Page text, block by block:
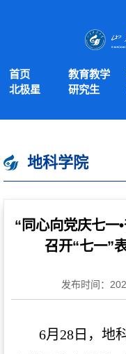
首页 教育教学
北极星
研究生
地科学院
“同心向党庆七一
召开“七一”
发布时间：
6月28日，地